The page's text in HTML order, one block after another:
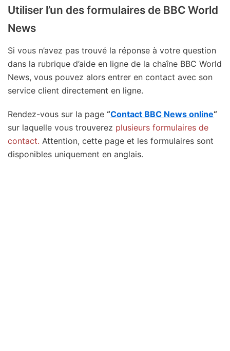
Utiliser l’un des formulaires de BBC World
News
Si vous n’avez pas trouvé la réponse à votre question
dans la rubrique d’aide en ligne de la chaîne BBC World
News, vous pouvez alors entrer en contact avec son
service client directement en ligne.
Rendez-vous sur la page “Contact BBC News online“
sur laquelle vous trouverez plusieurs formulaires de
contact. Attention, cette page et les formulaires sont
disponibles uniquement en anglais.